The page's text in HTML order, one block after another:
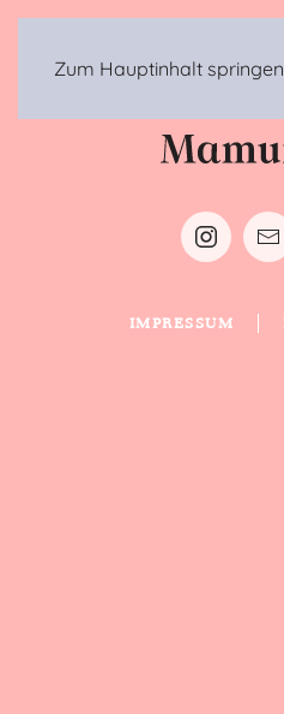
Zum Hauptinhalt springen
IMPRESSUM